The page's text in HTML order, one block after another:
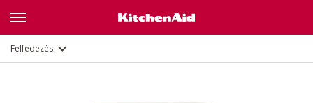
Felfedezés
Leírás